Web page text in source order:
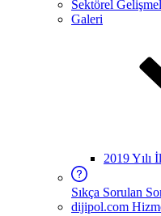
Sektörel
Galeri
2019 Yılı
Sıkça Sorulan
dijipol.com